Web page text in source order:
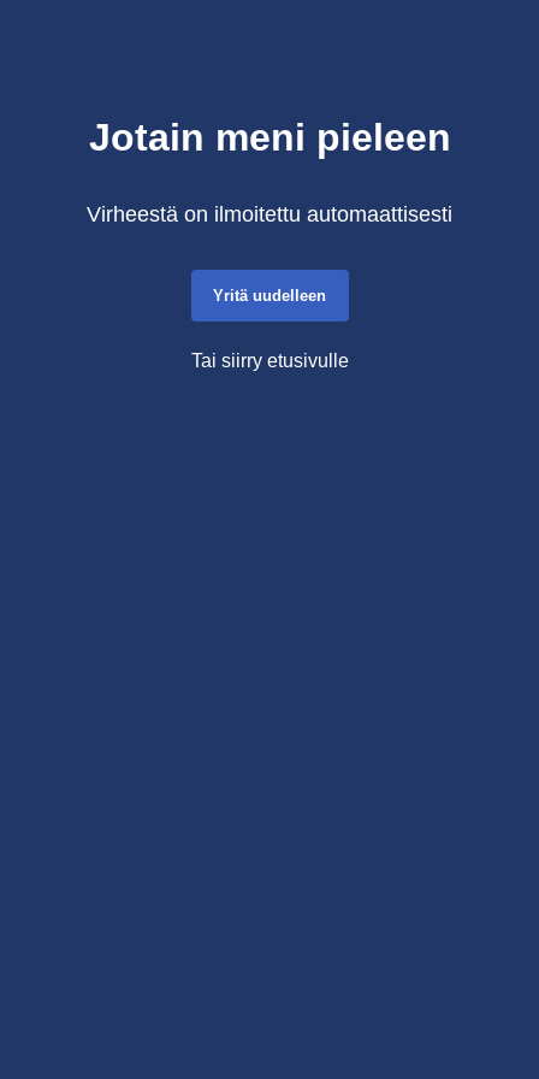
Jotain meni pieleen
Virheestä on ilmoitettu automaattisesti
Yritä uudelleen
Tai siirry etusivulle